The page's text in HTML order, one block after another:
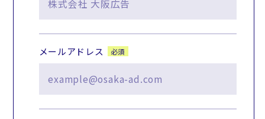
メールアドレス 必須